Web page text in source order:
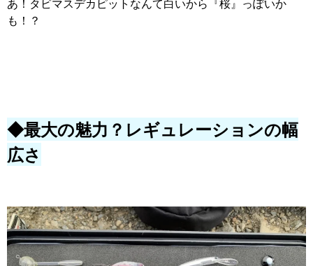
あ！タビマスデカピットなんて白いから『桜』っぽいか
も！？
◆最大の魅力？レギュレーションの幅
広さ